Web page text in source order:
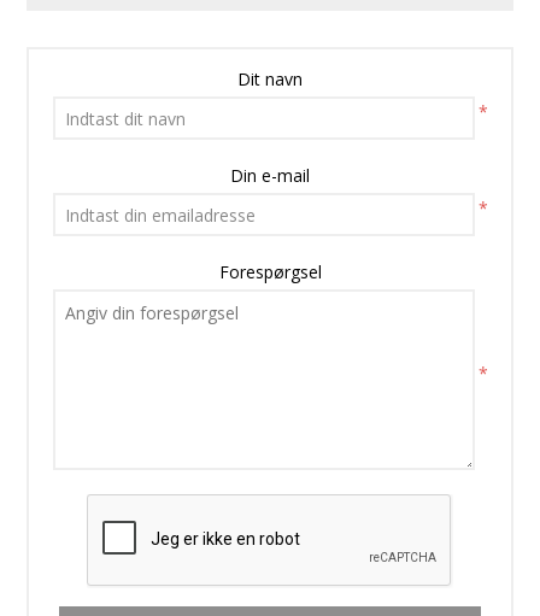
Dit navn
*
Din e-mail
*
Forespørgsel
*